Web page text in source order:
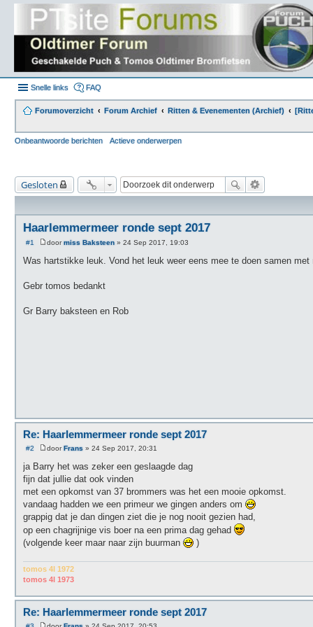
Snelle links FAQ
Forumoverzicht Forum Archief Ritten & Evenementen (Archief)
Onbeantwoorde berichten Actieve onderwerpen
Gesloten
Haarlemmermeer ronde sept 2017
#1
r
c
h
doormiss Baksteen » 24 Sep 2017, 19:03
Was hartstikke leuk. Vond het leuk weer eens mee te doen samen met
Gebr tomos bedankt
Gr Barry baksteen en Rob
Re: Haarlemmermeer ronde sept 2017
#2
r
i
h
t
doorFrans » 24 Sep 2017, 20:31
ja Barry het was zeker een geslaagde dag
fijn dat jullie dat ook vinden
met een opkomst van 37 brommers was het een mooie opkomst.
vandaag hadden we een primeur we gingen anders om
grappig dat je dan dingen ziet die je nog nooit gezien had,
op een chagrijnige vis boer na een prima dag gehad
(volgende keer maar naar zijn buurman
)
tomos 4l 1972
tomos 4l 1973
Re: Haarlemmermeer ronde sept 2017